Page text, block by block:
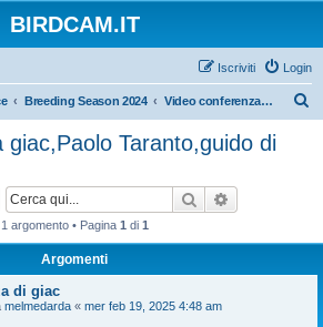
BIRDCAM.IT
Login
Iscriviti
Breeding Season 2024 Video conferenza giac,Paolo Taranto,guido di milano
Taranto,guido di
Cerca
1 argomento • Pagina 1 di 1
Argomenti
di giac
melmedarda « mer feb 19, 2025 4:48 am